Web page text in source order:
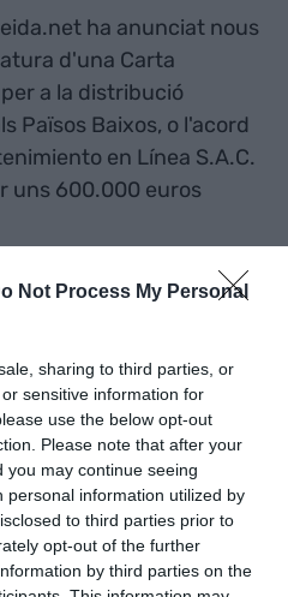
Not Process My Personal
sharing to third parties, or
sensitive information for
use the below opt-out
Please note that after your
may continue seeing
personal information utilized by
to third parties prior to
opt-out of the further
by third parties on the
ha anunciat nous
d'una Carta
a la distribució
Països Baixos, o l'acord
en Línea S.A.C.
uns 600.000 euros
amb América
de 500.000 euros
General de la
de 250.000 euros,
Technology &
a l'empresa tres lots
per un valor total